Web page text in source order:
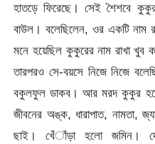
হাতড়ে ফিরেছে। সেই শৈশবে
বাউল। বলেছিলেন, ওর একটি নাম
মনে হয়েছিল কুকুরের নাম রাখা
তারপরও সে-বয়সে নিজে নিজে
বকুলফুল ডাকব। আর মরদ কুকুর
জীবনের অঙ্ক, ধারাপাত, নামতা,
ছাই। খেঁাঁড়া হলো জমিন।